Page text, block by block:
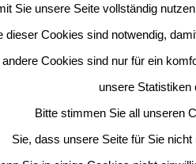
für den
Sie unsere Seite vollständig
dieser Cookies sind notwendig,
andere Cookies sind nur für ein
unsere Statistiken
Bitte stimmen Sie all unseren
Sie, dass unsere Seite für Sie